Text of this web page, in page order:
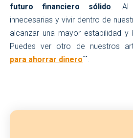
futuro financiero sólido . Al
innecesarias y vivir dentro de
alcanzar una mayor estabilidad y
Puedes ver otro de nuestros
para ahorrar dinero´´